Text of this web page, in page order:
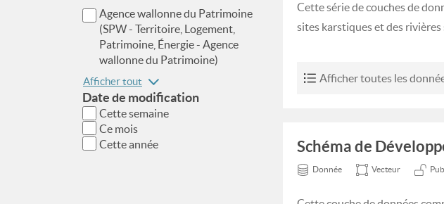
Agence wallonne du Patrimoine
(SPW - Territoire, Logement,
Patrimoine, Énergie - Agence
wallonne du Patrimoine)
Afficher tout
Date de modification
Cette semaine
Ce mois
Cette année
Cette série de couches de
sites karstiques et des
Afficher toutes les
Schéma de
Donnée Vecteur